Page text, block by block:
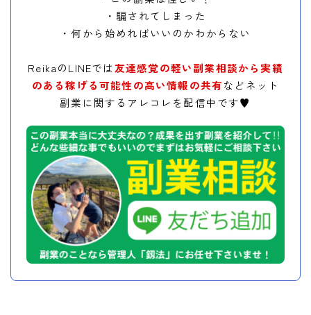
・騙されてしまった
・何から始めればいいのかわからない
ReikaのLINEでは友達感覚の軽い副業相談から実績
のある稼げる可能性の高い情報の共有などネット
副業に関するアレコレを配信中です♥